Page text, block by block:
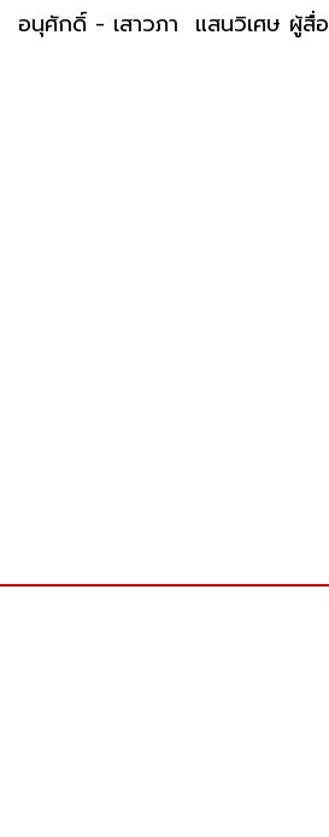
อนุศักดิ์ - เสาวภา แสนวิเศษ ผู้สื่